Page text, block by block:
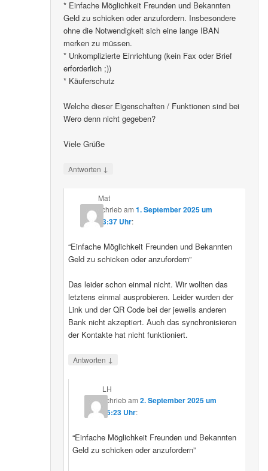
* Einfache Möglichkeit Freunden und Bekannten
Geld zu schicken oder anzufordern. Insbesondere
ohne die Notwendigkeit sich eine lange IBAN
merken zu müssen.
* Unkomplizierte Einrichtung (kein Fax oder Brief
erforderlich ;))
* Käuferschutz
Welche dieser Eigenschaften / Funktionen sind bei
Wero denn nicht gegeben?
Viele Grüße
Antworten ↓
Mat
schriebam 1. September 2025 um
23:37 Uhr:
“Einfache Möglichkeit Freunden und Bekannten
Geld zu schicken oder anzufordern”
Das leider schon einmal nicht. Wir wollten das
letztens einmal ausprobieren. Leider wurden der
Link und der QR Code bei der jeweils anderen
Bank nicht akzeptiert. Auch das synchronisieren
der Kontakte hat nicht funktioniert.
Antworten ↓
LH
schriebam2. September 2025 um
15:23 Uhr:
“Einfache Möglichkeit Freunden und Bekannten
Geld zu schicken oder anzufordern”